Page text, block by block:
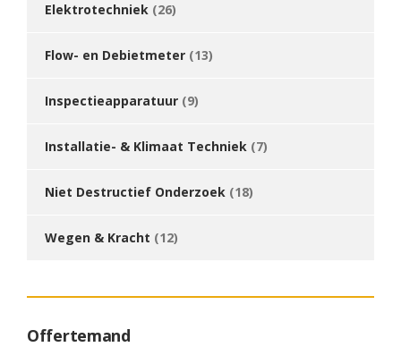
Elektrotechniek (26)
Flow- en Debietmeter (13)
Inspectieapparatuur (9)
Installatie- & Klimaat Techniek (7)
Niet Destructief Onderzoek (18)
Wegen & Kracht (12)
Offertemand